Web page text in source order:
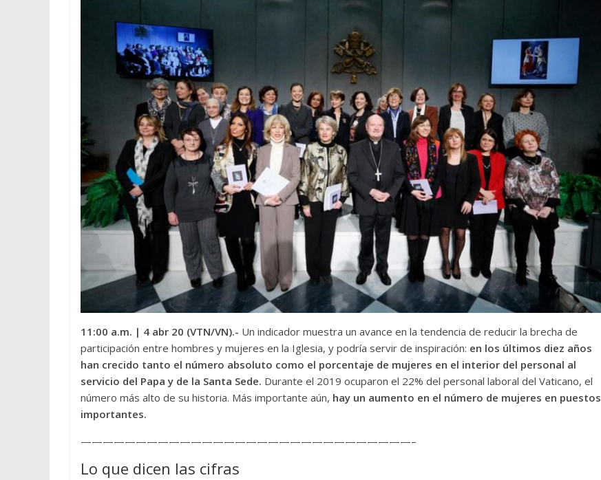
11:00 a.m. | 4 abr 20 (VTN/VN).- Un indicador muestra un avance en la tendencia de reducir la brecha de
participación entre hombres y mujeres en la Iglesia, y podría servir de inspiración: en los últimos diez años
han crecido tanto el número absoluto como el porcentaje de mujeres en el interior del personal al
servicio del Papa y de la Santa Sede. Durante el 2019 ocuparon el 22% del personal laboral del Vaticano, el
número más alto de su historia. Más importante aún, hay un aumento en el número de mujeres en puestos
importantes.
——————————————————————————————–
Lo que dicen las cifras